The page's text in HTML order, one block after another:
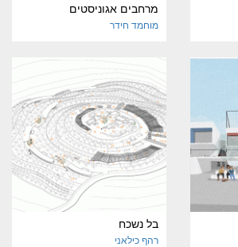
מרחבים אגוניסטים
מוחמד חידר
בל נשכח
רהף כילאני